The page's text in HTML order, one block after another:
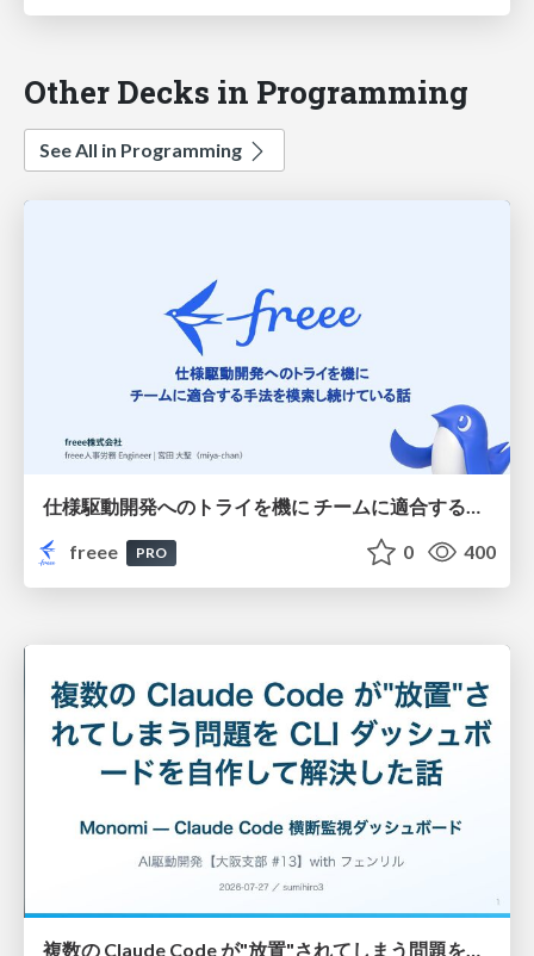
Other Decks in Programming
See All in Programming
freee
PRO 0 400
複数の Claude Code が"放置"されてしまう問題をCLI ダッシュボードを自作して解決した話